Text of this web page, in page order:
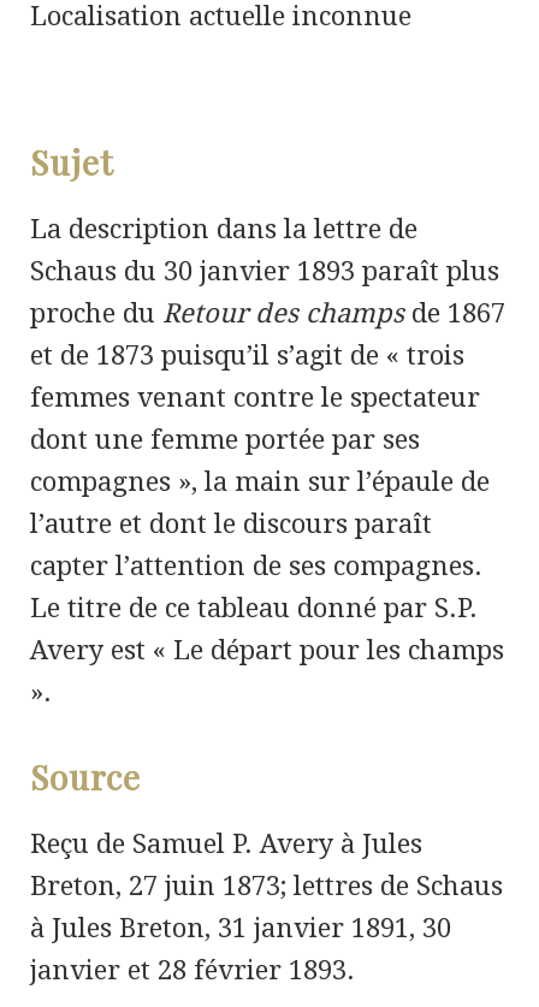
Localisation actuelle inconnue
Sujet
La description dans la lettre de
Schaus du 30 janvier 1893 paraît plus
proche du Retour des champsde 1867
et de 1873 puisqu’il s’agit de « trois
femmes venant contre le spectateur
dont une femme portée par ses
compagnes », la main sur l’épaule de
l’autre et dont le discours paraît
capter l’attention de ses compagnes.
Le titre de ce tableau donné par S.P.
Avery est « Le départ pour les champs
».
Source
Reçu de Samuel P. Avery à Jules
Breton, 27 juin 1873; lettres de Schaus
à Jules Breton, 31 janvier 1891, 30
janvier et 28 février 1893.